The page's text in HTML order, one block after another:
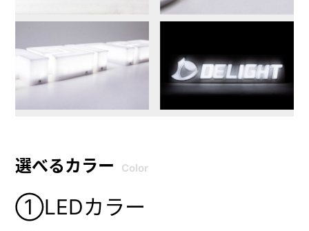
選べるカラー Color
①LEDカラー